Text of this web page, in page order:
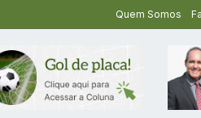
Quem Somos